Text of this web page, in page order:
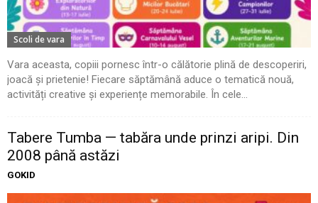
Scoli de vara
Vara aceasta, copiii pornesc într-o călătorie plină de descoperiri,
joacă și prietenie! Fiecare săptămână aduce o tematică nouă,
activități creative și experiențe memorabile. În cele...
Tabere Tumba — tabăra unde prinzi aripi. Din
2008 până astăzi
GOKID